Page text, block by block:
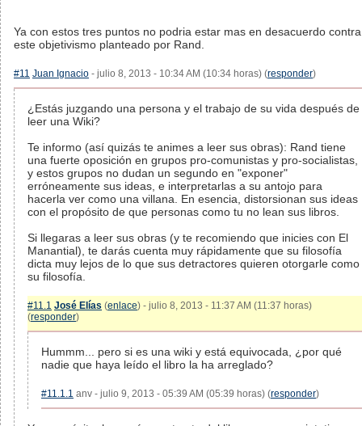
Ya con estos tres puntos no podria estar mas en desacuerdo contra
este objetivismo planteado por Rand.
#11 Juan Ignacio - julio 8, 2013 - 10:34 AM (10:34 horas) (responder)
¿Estás juzgando una persona y el trabajo de su vida después de
leer una Wiki?
Te informo (así quizás te animes a leer sus obras): Rand tiene
una fuerte oposición en grupos pro-comunistas y pro-socialistas,
y estos grupos no dudan un segundo en "exponer"
erróneamente sus ideas, e interpretarlas a su antojo para
hacerla ver como una villana. En esencia, distorsionan sus ideas
con el propósito de que personas como tu no lean sus libros.
Si llegaras a leer sus obras (y te recomiendo que inicies con El
Manantial), te darás cuenta muy rápidamente que su filosofía
dicta muy lejos de lo que sus detractores quieren otorgarle como
su filosofía.
#11.1 José Elías (enlace) - julio 8, 2013 - 11:37 AM (11:37 horas)
(responder)
Hummm... pero si es una wiki y está equivocada, ¿por qué
nadie que haya leído el libro la ha arreglado?
#11.1.1 anv - julio 9, 2013 - 05:39 AM (05:39 horas) (responder)